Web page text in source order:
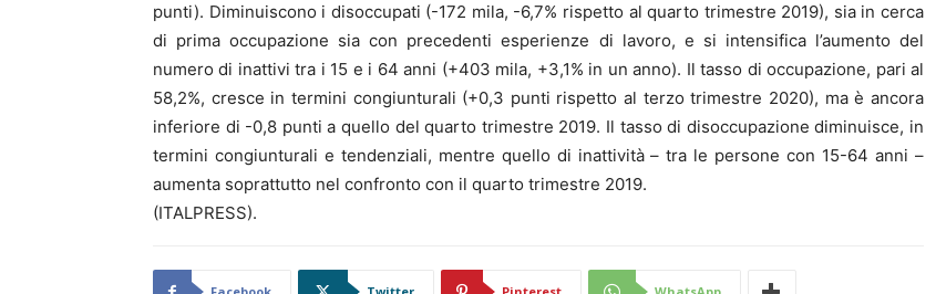
punti). Diminuiscono i disoccupati (-172 mila, -6,7% rispetto al quarto trimestre 2019), sia in cerca
di prima occupazione sia con precedenti esperienze di lavoro, e si intensifica l’aumento del
numero di inattivi tra i 15 e i 64 anni (+403 mila, +3,1% in un anno). Il tasso di occupazione, pari al
58,2%, cresce in termini congiunturali (+0,3 punti rispetto al terzo trimestre 2020), ma è ancora
inferiore di -0,8 punti a quello del quarto trimestre 2019. Il tasso di disoccupazione diminuisce, in
termini congiunturali e tendenziali, mentre quello di inattività – tra le persone con 15-64 anni –
aumenta soprattutto nel confronto con il quarto trimestre 2019.
(ITALPRESS).